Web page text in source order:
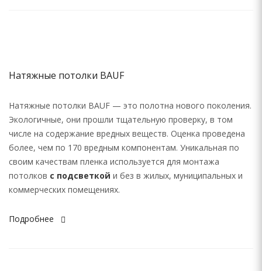
Натяжные потолки BAUF
Натяжные потолки BAUF — это полотна нового поколения.
Экологичные, они прошли тщательную проверку, в том
числе на содержание вредных веществ. Оценка проведена
более, чем по 170 вредным компонентам. Уникальная по
своим качествам пленка используется для монтажа
потолков с подсветкой и без в жилых, муниципальных и
коммерческих помещениях.
Подробнее